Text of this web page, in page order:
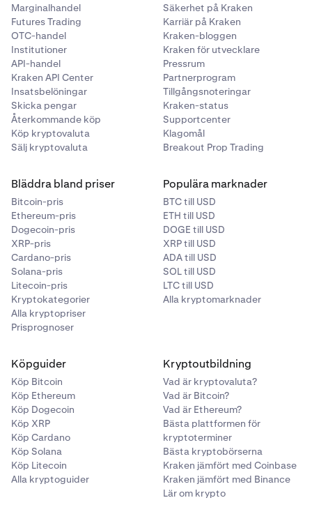
Marginalhandel
Futures Trading
OTC-handel
Institutioner
API-handel
Kraken API Center
Insatsbelöningar
Skicka pengar
Återkommande köp
Köp kryptovaluta
Sälj kryptovaluta
Säkerhet på Kraken
Karriär på Kraken
Kraken-bloggen
Kraken för utvecklare
Pressrum
Partnerprogram
Tillgångsnoteringar
Kraken-status
Supportcenter
Klagomål
Breakout Prop Trading
Bläddra bland priser
Bitcoin-pris
Ethereum-pris
Dogecoin-pris
XRP-pris
Cardano-pris
Solana-pris
Litecoin-pris
Kryptokategorier
Alla kryptopriser
Prisprognoser
Populära marknader
BTC till USD
ETH till USD
DOGE till USD
XRP till USD
ADA till USD
SOL till USD
LTC till USD
Alla kryptomarknader
Köpguider
Köp Bitcoin
Köp Ethereum
Köp Dogecoin
Köp XRP
Köp Cardano
Köp Solana
Köp Litecoin
Alla kryptoguider
Kryptoutbildning
Vad är kryptovaluta?
Vad är Bitcoin?
Vad är Ethereum?
Bästa plattformen för
kryptoterminer
Bästa kryptobörserna
Kraken jämfört med Coinbase
Kraken jämfört med Binance
Lär om krypto